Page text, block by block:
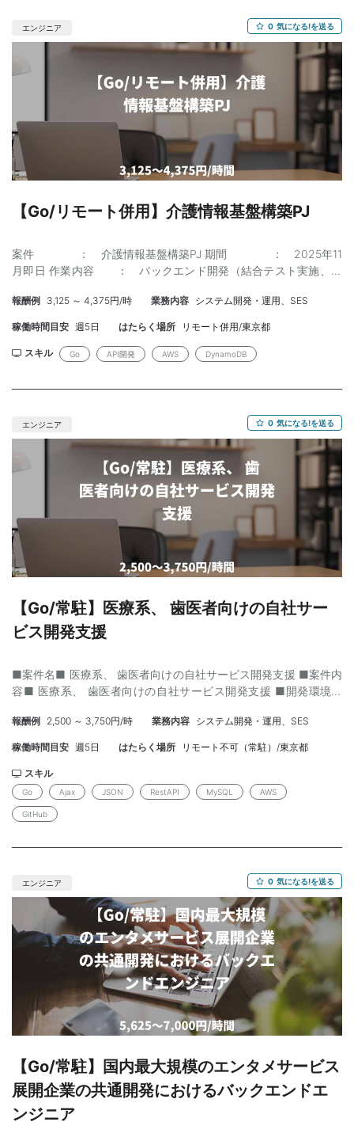
発のケイパビリティが追いついていない状況です。特に、開発の
リードやマネジメント層の増加が急務となっており、プロダクト
開発の一連のプロセスをリードできる機械学習エンジニアを募集
しています。 ■開発環境 メイン： Python, Pandas インフラ：
AWS, Amazon SageMaker 機械学習： 勾配ブースティング その
他： GitHub, GitLab, Slack, asana ■必須スキル ・Pythonを用い
た機械学習の回帰・分類モデルを本番環境で構築・運用した実務
経験 ・自然言語処理（NLP）を必要とするプロダクトまたはサー
ビスにおける開発経験 ・AWSなどのクラウド環境におけるシステ
ム開発およびデプロイ・運用のご経験 ・Gitによるチーム開発、**
を明確にし、設計・実装に落とし込むための高い論理的コミュニ
ケーション能力 ■歓迎スキル ・スクラッチから機械学習モデルを
ど、ドメイン特有の複雑なデータに対する機械学習分析モデルの
開発経験 ・データ前処理・後処理のパイプライン構築
機械学習パイプラインの構築経験 ・手をガッツリ動かし、実装が
苦なくできる豊富な経験値 ■チーム規模：2-5名 ■稼働形態：フ
(上下割) ■募集人数：1人 ■商談：1回 (オンライン可) ■都道府
業開始/終了時間の目安：10:00 - 19:00（フルフレックス・コアタ
エンジニア 0 気になる!を送る
【Go/リモート併用】介護情報基盤構築PJ
案件 ： 介護情報基盤構築PJ 期間 ： 2025年11
月即日 作業内容 ： バックエンド開発（結合テスト実施、バ
キル ： [必須] Go言語、API開発経験 ： [尚
可] AWS知識、Lambda開発経験、DynamoDB開発経験、フロント
態 ： リモート併用可 面談回数 ： 1回 要
希望。
報酬例 3,125 ～ 4,375円/時 業務内容 システム開発・運用、SES
稼働時間目安 週5日 はたらく場所 リモート併用/東京都
スキル Go API開発 AWS DynamoDB
エンジニア 0 気になる!を送る
【Go/常駐】医療系、 歯医者向けの自社サー
ビス開発支援
■案件名■ 医療系、 歯医者向けの自社サービス開発支援 ■案件内
容■ 医療系、 歯医者向けの自社サービス開発支援 ■開発環境■
React)、Mac、iOS(swift)、Android(kotlin) ■フェーズ■ アジャイ
ル開発 ■必須スキル■ ・実務経験5年以上、 一人称で自走できる
MySQL、 AWS、 Githubの経験 ■尚可スキル■ ・SQLが詳しい、
チューリング経験があれば尚良 ■精算■ 140h~180h ■面談■ 1回
予定 ■場所■ 御成門 ※御成門駅から徒歩1分 ※基本出社、 仕事慣れ
たらリモート相談可能 ■期間■ 12月~ ※来年1月開始の方も相談可
報酬例 2,500 ～ 3,750円/時 業務内容 システム開発・運用、SES
稼働時間目安 週5日 はたらく場所 リモート不可（常駐）/東京都
スキル
Go Ajax JSON RestAPI MySQL AWS
GitHub
エンジニア 0 気になる!を送る
【Go/常駐】国内最大規模のエンタメサービス
展開企業の共通開発におけるバックエンドエ
ンジニア